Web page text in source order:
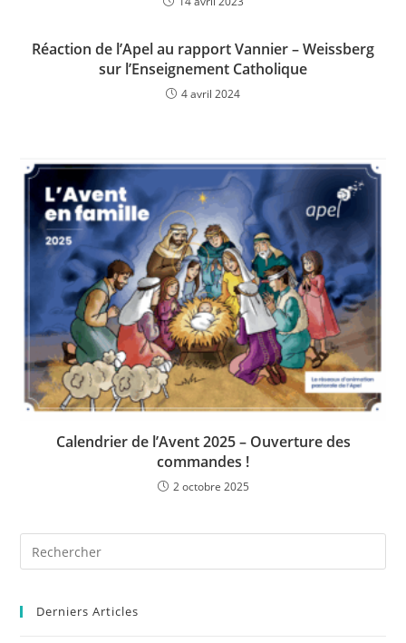
Réaction de l’Apel au rapport Vannier – Weissberg
sur l’Enseignement Catholique
4 avril 2024
Calendrier de l’Avent 2025 – Ouverture des
commandes !
2 octobre 2025
Derniers Articles